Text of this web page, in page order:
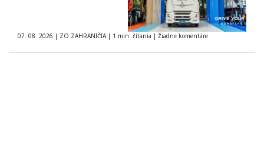
07. 08. 2026 | ZO ZAHRANIČIA | 1 min. čítania | Žiadne komentáre